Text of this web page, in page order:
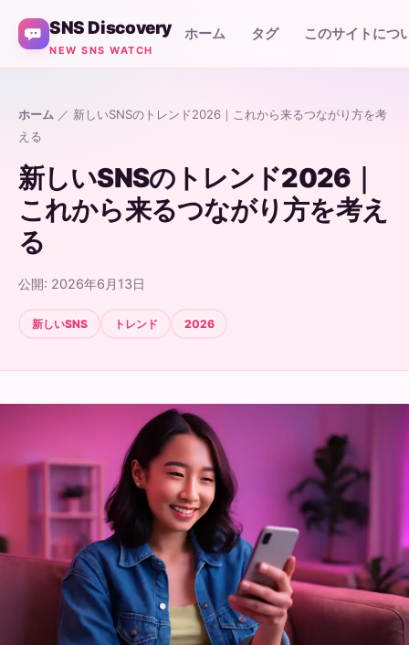
SNS Discovery
NEW SNS WATCH
ホーム タグ このサイトにつ
ホーム ／ 新しいSNSのトレンド2026｜これから来るつながり方を考
える
新しいSNSのトレンド2026｜
これから来るつながり方を考え
る
公開: 2026年6月13日
新しいSNS トレンド 2026